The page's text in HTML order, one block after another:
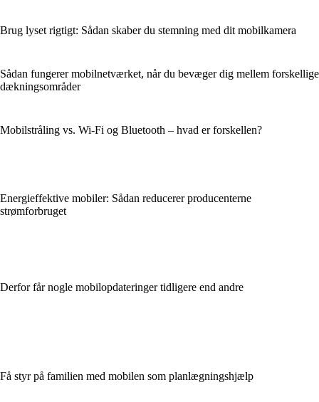
Brug lyset rigtigt: Sådan skaber du stemning med dit mobilkamera
Sådan fungerer mobilnetværket, når du bevæger dig mellem forskellige
dækningsområder
Mobilstråling vs. Wi-Fi og Bluetooth – hvad er forskellen?
Energieffektive mobiler: Sådan reducerer producenterne
strømforbruget
Derfor får nogle mobilopdateringer tidligere end andre
Få styr på familien med mobilen som planlægningshjælp